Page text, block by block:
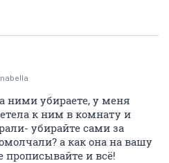
ними убираете, у меня
к ним в комнату и
убирайте сами за
а как она на вашу
прописывайте и всё!